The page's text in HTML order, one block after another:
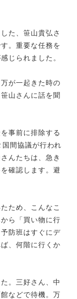
た、笹山貴弘さ
。重要な任務を
じられました。
が一起きた時の
山さんに話を聞
事前に排除する
間協議が行われ
んたちは、急き
確認します。避
ため、こんなこ
ら「買い物に行
防班はすぐにデ
、何階に行くか
。三好さん、中
などで待機。万